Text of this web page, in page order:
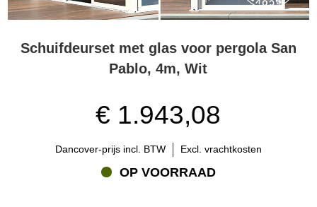
Schuifdeurset met glas voor pergola San
Pablo, 4m, Wit
€ 1.943,08
Dancover-prijs incl. BTW Excl. vrachtkosten
OP VOORRAAD